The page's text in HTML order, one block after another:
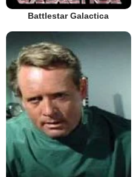
Battlestar Galactica